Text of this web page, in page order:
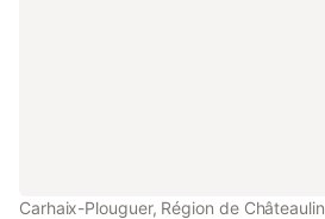
Carhaix-Plouguer, Région de Châteaulin